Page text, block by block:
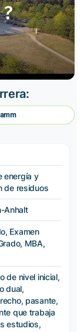
energía y
de residuos
Anhalt
Examen
MBA,
de nivel inicial,
dual,
pasante,
que trabaja
estudios,